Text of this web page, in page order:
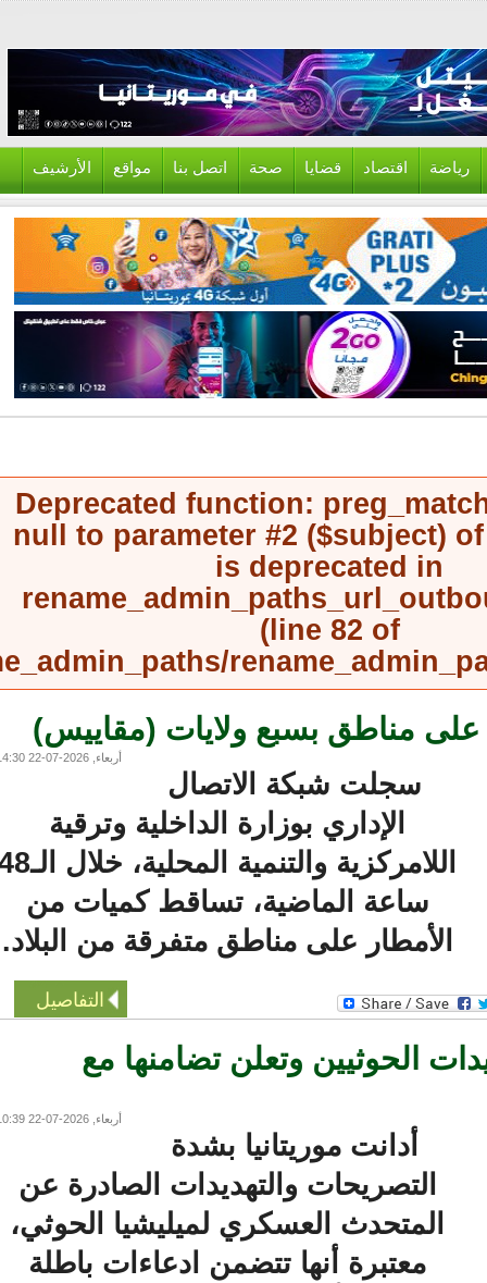
اقتصاد قضايا صحة اتصل بنا مواقع الأرشيف
Deprecated function:
null to parameter #2 ($subject)
is deprecated in
(line82of
مناطق بسبع ولايات (مقاييس)
أربعاء, 2026-07-22 14:30
سجلت شبكة الاتصال
الإداري بوزارة الداخلية وترقية
اللامركزية والتنمية المحلية، خلال الـ48
ساعة الماضية، تساقط كميات من
الأمطار على مناطق متفرقة من البلاد.
التفاصيل
الحوثيين وتعلن تضامنها مع
أربعاء, 2026-07-22 10:39
أدانت موريتانيا بشدة
التصريحات والتهديدات الصادرة عن
المتحدث العسكري لميليشيا الحوثي،
معتبرة أنها تتضمن ادعاءات باطلة